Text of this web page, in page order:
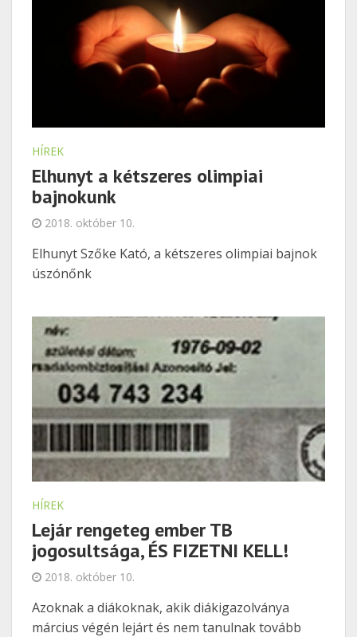
HÍREK
Elhunyt a kétszeres olimpiai
bajnokunk
2018. október 10.
Elhunyt Szőke Kató, a kétszeres olimpiai bajnok
úszónőnk
HÍREK
Lejár rengeteg ember TB
jogosultsága, ÉS FIZETNI KELL!
2018. október 10.
Azoknak a diákoknak, akik diákigazolványa
március végén lejárt és nem tanulnak tovább